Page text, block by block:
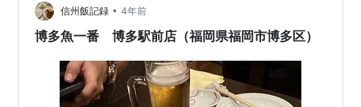
する「追い山」が行われる。各地に伝わる素戔嗚尊に対
して奉納される祇園祭の一つで、…
信州飯記録 • 4年前
博多魚一番 博多駅前店（福岡県福岡市博多区）